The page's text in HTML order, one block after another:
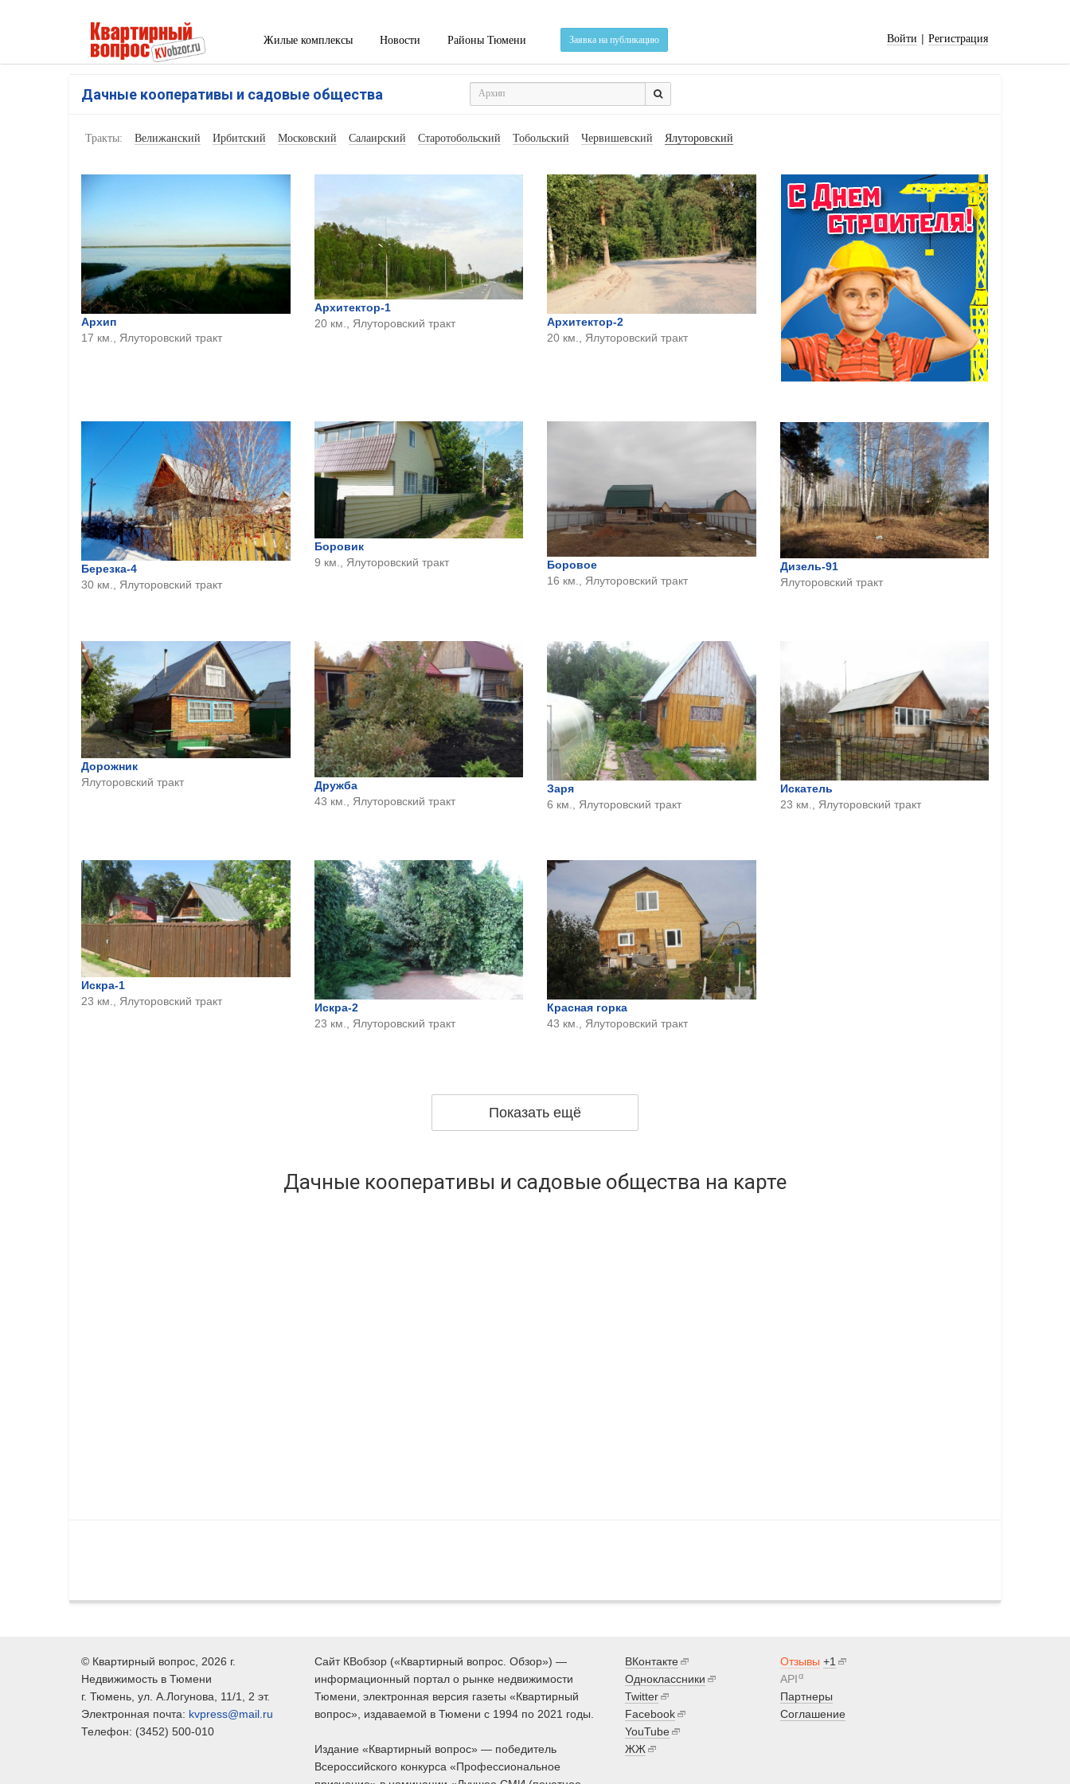
Жилые комплексы Новости Районы Тюмени Заявка на публикацию Войти | Регистрация
Дачные кооперативы и садовые общества
Тракты: Велижанский Ирбитский Московский Салаирский Старотобольский Тобольский Червишевский Ялуторовский
Архип
17 км., Ялуторовский тракт
Архитектор-1
20 км., Ялуторовский тракт
Архитектор-2
20 км., Ялуторовский тракт
Березка-4
30 км., Ялуторовский тракт
Боровик
9 км., Ялуторовский тракт
Боровое
16 км., Ялуторовский тракт
Дизель-91
Ялуторовский тракт
Дорожник
Ялуторовский тракт
Дружба
43 км., Ялуторовский тракт
Заря
6 км., Ялуторовский тракт
Искатель
23 км., Ялуторовский тракт
Искра-1
23 км., Ялуторовский тракт
Искра-2
23 км., Ялуторовский тракт
Красная горка
43 км., Ялуторовский тракт
Показать ещё
Дачные кооперативы и садовые общества на карте
© Квартирный вопрос , 2026 г.
Недвижимость в Тюмени
г. Тюмень , ул. А.Логунова, 11/1, 2 эт.
Электронная почта: kvpress@mail.ru
Телефон: (3452) 500-010
Сайт КВобзор («Квартирный вопрос. Обзор») —
информационный портал о рынке недвижимости
Тюмени, электронная версия газеты «Квартирный
вопрос», издаваемой в Тюмени с 1994 по 2021 годы.
Издание «Квартирный вопрос» — победитель
Всероссийского конкурса «Профессиональное
ВКонтакте
Одноклассники
Twitter
Facebook
YouTube
ЖЖ
Отзывы +1
APIα
Партнеры
Соглашение